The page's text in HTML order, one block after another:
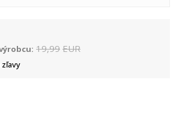
19,99 EUR